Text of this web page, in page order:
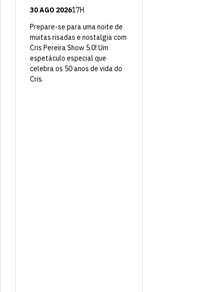
30 AGO 202617H
Prepare-se para uma noite de
muitas risadas e nostalgia com
Cris Pereira Show 5.0! Um
espetáculo especial que
celebra os 50 anos de vida do
Cris.